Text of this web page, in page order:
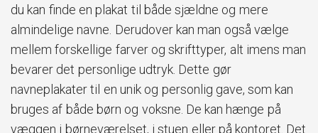
du kan finde en plakat til både sjældne og mere
almindelige navne. Derudover kan man også vælge
mellem forskellige farver og skrifttyper, alt imens man
bevarer det personlige udtryk. Dette gør
navneplakater til en unik og personlig gave, som kan
bruges af både børn og voksne. De kan hænge på
væggen i børneværelset, i stuen eller på kontoret. Det